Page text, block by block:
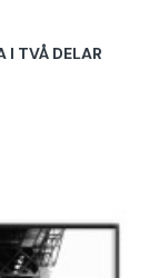
TVÅ DELAR